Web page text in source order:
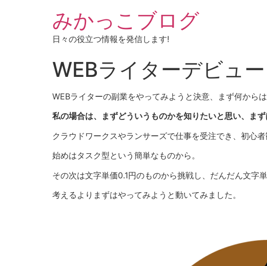
みかっこブログ
日々の役立つ情報を発信します!
WEBライターデビュ
WEBライターの副業をやってみようと決意、まず何から
私の場合は、まずどういうものかを知りたいと思い、ま
クラウドワークスやランサーズで仕事を受注でき、初心
始めはタスク型という簡単なものから。
その次は文字単価0.1円のものから挑戦し、だんだん文字
考えるよりまずはやってみようと動いてみました。